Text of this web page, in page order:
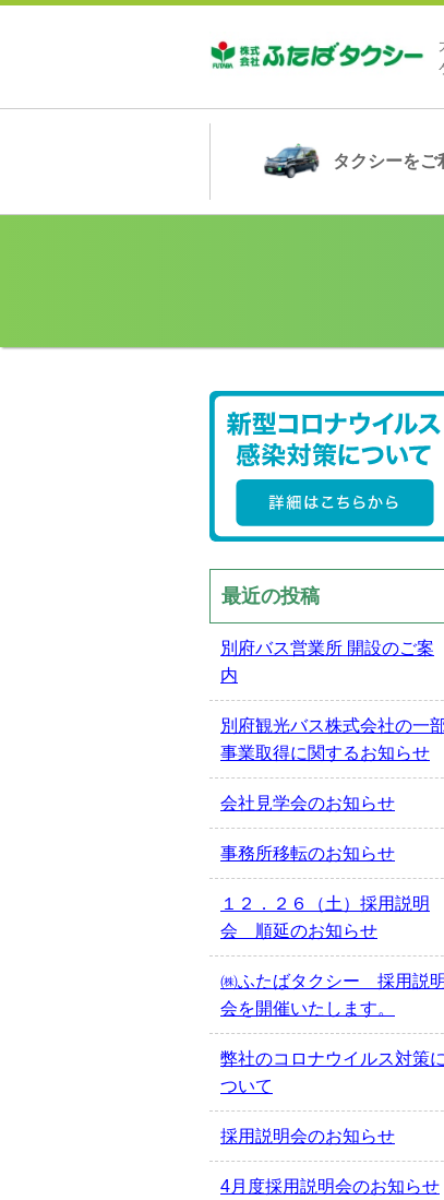
タクシーをご
最近の投稿
別府バス営業所 開設のご案
内
別府観光バス株式会社の一
事業取得に関するお知らせ
会社見学会のお知らせ
事務所移転のお知らせ
１２．２６（土）採用説明
会 順延のお知らせ
㈱ふたばタクシー 採用説明
会を開催いたします。
弊社のコロナウイルス対策
ついて
採用説明会のお知らせ
4月度採用説明会のお知らせ